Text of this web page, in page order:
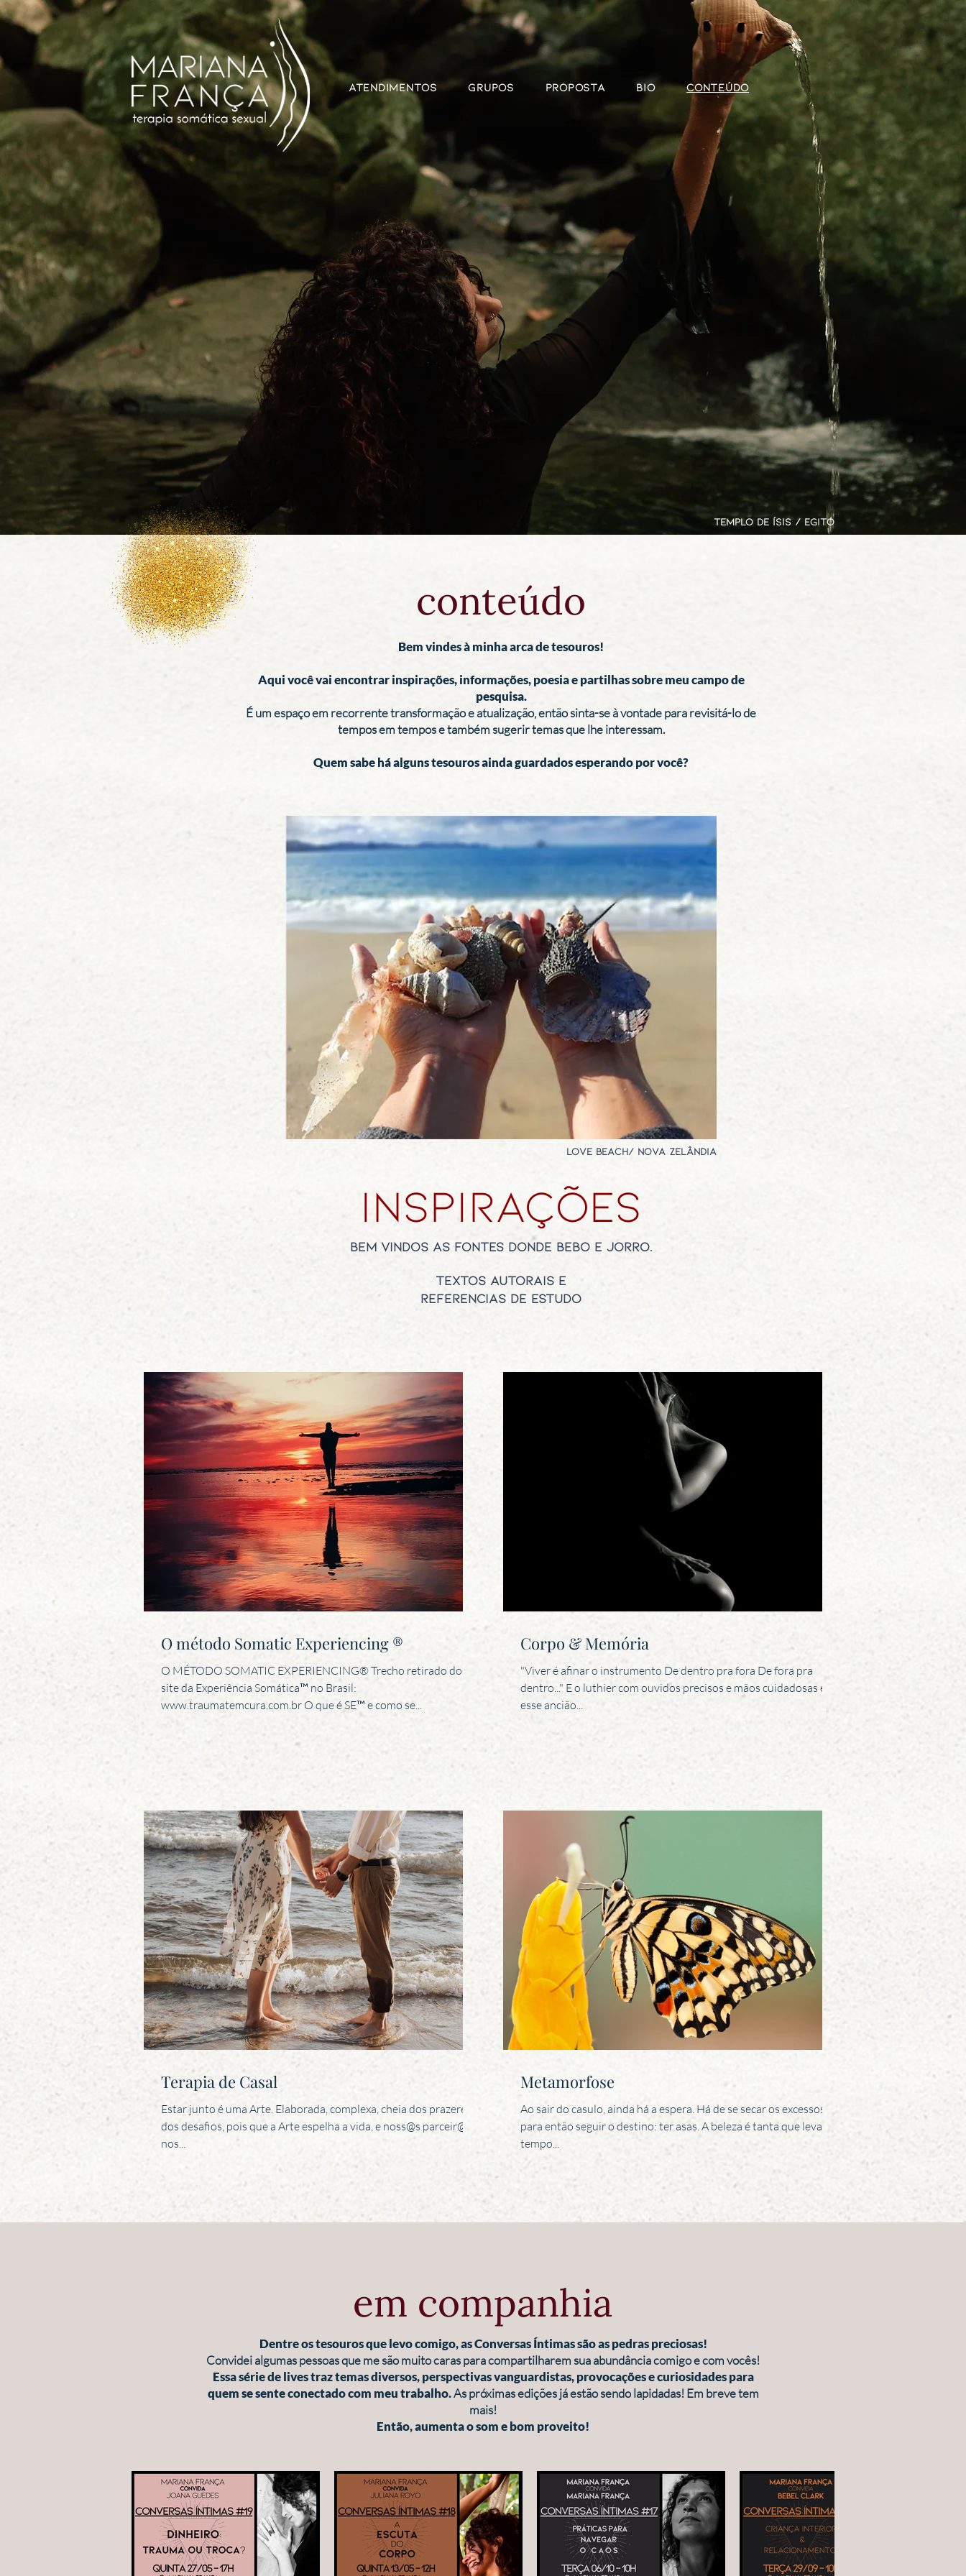
ATENDIMENTOS GRUPOS PROPOSTA BIO CONTEÚDO
Templo de Ísis / Egito
conteúdo
Bem vindes à minha arca de tesouros!
Aqui você vai encontrar inspirações, informações, poesia e partilhas sobre meu campo de
pesquisa.
É um espaço em recorrente transformação e atualização, então sinta-se à vontade para revisitá-lo de
tempos em tempos e também sugerir temas que lhe interessam.
Quem sabe há alguns tesouros ainda guardados esperando por você?
Love Beach/ Nova Zelândia
inspirações
Bem vindos às fontes donde bebo e jorro.
textos autorais e
referências de estudo
O método Somatic Experiencing ®
O MÉTODO SOMATIC EXPERIENCING® Trecho retirado do
site da Experiência Somática™ no Brasil:
www.traumatemcura.com.br O que é SE™ e como se...
Corpo & Memória
"Viver é afinar o instrumento De dentro pra fora De fora pra
dentro..." E o luthier com ouvidos precisos e mãos cuidadosas é
esse ancião...
Terapia de Casal
Estar junto é uma Arte. Elaborada, complexa, cheia dos prazeres e
dos desafios, pois que a Arte espelha a vida, e noss@s parceir@s
nos...
Metamorfose
Ao sair do casulo, ainda há a espera. Há de se secar os excessos
para então seguir o destino: ter asas. A beleza é tanta que leva
tempo...
em companhia
Dentre os tesouros que levo comigo, as Conversas Íntimas são as pedras preciosas!
Convidei algumas pessoas que me são muito caras para compartilharem sua abundância comigo e com vocês!
Essa série de lives traz temas diversos, perspectivas vanguardistas, provocações e curiosidades para
quem se sente conectado com meu trabalho.As próximas edições já estão sendo lapidadas! Em breve tem
mais!
Então, aumenta o som e bom proveito!